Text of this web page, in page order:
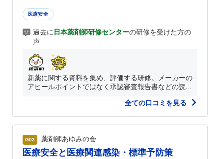
医療安全
過去に 日本薬剤師研修センターの研修を受けた方の
声
新薬に関する資料を集め、評価する研修。メーカーの
アピールポイントではなく承認審査報告書などの読...
全ての口コミを見る
G03 薬剤師あゆみの会
医療安全と医療関連感染・標準予防策